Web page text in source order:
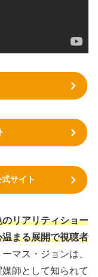
サイト
リアリティショー
まる展開で視聴者
マス・ジョンは、
師として知られて